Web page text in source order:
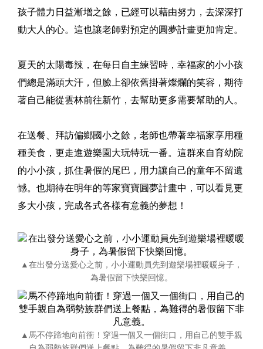
孩子體力日益漸增之餘，已經可以藉由努力，去深深打
動大人的心。這也讓老師對預定的圓夢計畫更加肯定。
夏天的太陽毒辣，在每日自主練習時，幸福家的小小孩
們總是滿頭大汗，但臉上卻依舊掛著燦爛的笑容，期待
著自己能從雲林前往新竹，去幫助更多需要幫助的人。
在送餐、拜訪偏鄉國小之餘，老師也帶著幸福家享用種
種美食，更走進遊樂園大玩特玩一番。這群來自育幼院
的小小孩，抓住暑假的尾巴，用力讓自己的童年不留遺
憾。也期待在明年的等家寶寶圓夢計畫中，可以看見更
多大小孩，完成各式各樣有意義的夢想！
▲在出發分送愛心之前，小小運動員先到遊樂場裡暖暖身子，
為暑假留下快樂回憶。
▲馬不停蹄地向前衝！穿過一個又一個街口，用自己的雙手親